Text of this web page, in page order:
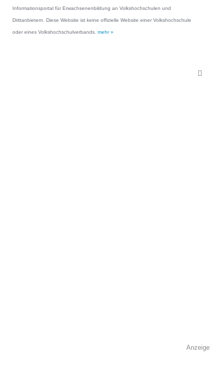
Informationsportal für Erwachsenenbildung an Volkshochschulen und
Drittanbietern. Diese Website ist keine offizielle Website einer Volkshochschule
oder eines Volkshochschulverbands. mehr »
Anzeige